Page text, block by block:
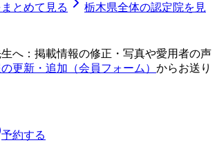
とめて見る 栃木県全体の認定院を見
へ：掲載情報の修正・写真や愛用者の声
更新・追加（会員フォーム） からお送り
予約する